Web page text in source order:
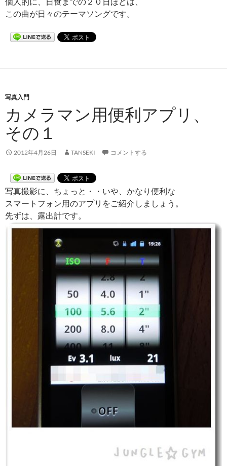
この曲が日々のテーマソングです。
写真入門
カメラマン用便利アプリ、
その１
2012年4月26日 TANSEKI コメントする
写真撮影に、ちょっと・・いや、かなり便利な
スマートフォン用のアプリをご紹介しましょう。
先ずは、露出計です。